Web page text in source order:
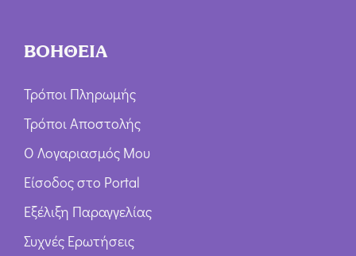
ΒΟΗΘΕΙΑ
Τρόποι Πληρωμής
Τρόποι Αποστολής
Ο Λογαριασμός Μου
Είσοδος στο Portal
Εξέλιξη Παραγγελίας
Συχνές Ερωτήσεις